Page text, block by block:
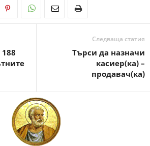
Следваща статия
Търси да назначи
касиер(ка) –
продавач(ка)